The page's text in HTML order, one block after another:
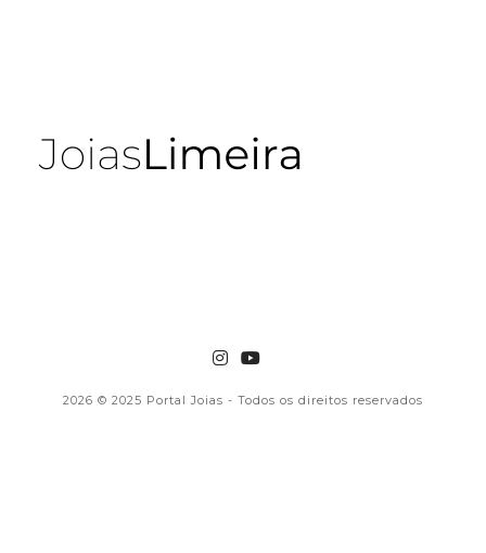
2026 © 2025 Portal Joias - Todos os direitos reservados